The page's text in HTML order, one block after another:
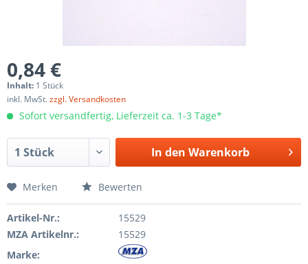
0,84 €
Inhalt: 1 Stück
inkl. MwSt.zzgl. Versandkosten
Sofort versandfertig, Lieferzeit ca. 1-3 Tage*
In den Warenkorb
Merken Bewerten
Artikel-Nr.:
15529
MZA Artikelnr.:
15529
Marke: